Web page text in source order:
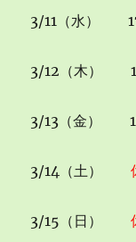
3/11（水）
3/12（木）
3/13（金） 17
3/14（土）
3/15（日）